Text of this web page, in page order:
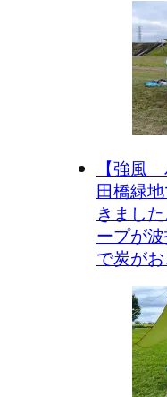
【強風
田橋緑
きまし
ープが
で炭がお